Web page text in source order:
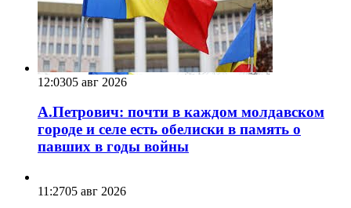
12:0305 авг 2026
А.Петрович: почти в каждом молдавском
городе и селе есть обелиски в память о
павших в годы войны
11:2705 авг 2026